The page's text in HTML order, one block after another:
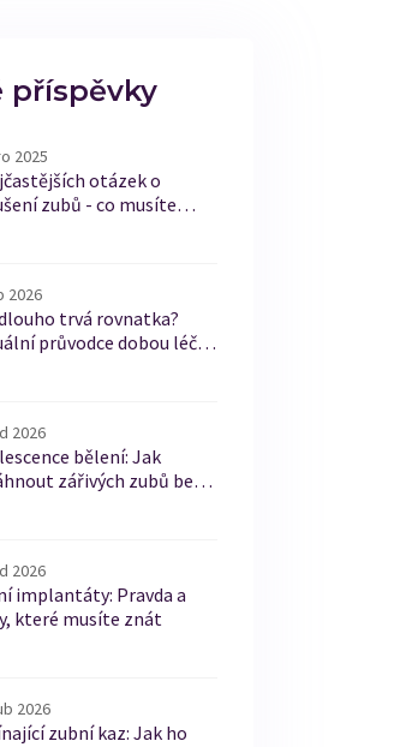
příspěvky
2025
otázek o
zubů - co musíte
2026
trvá rovnatka?
průvodce dobou léčby
2026
bělení: Jak
zářivých zubů bez
2026
implantáty: Pravda a
které musíte znát
2026
zubní kaz: Jak ho